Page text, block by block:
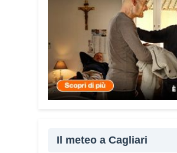
volontariato: è un’opportunità
costruire relazioni attraverso il
linguaggio universale capace
persone diverse».
Condividi:
Facebook X
Il meteo a Cagliari